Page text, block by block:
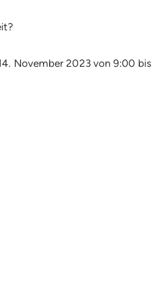
November 2023 von 9:00